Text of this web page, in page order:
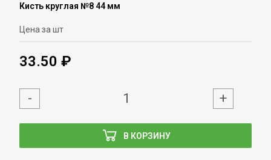
Кисть круглая №8 44 мм
Цена за шт
33.50 ₽
В КОРЗИНУ
- +